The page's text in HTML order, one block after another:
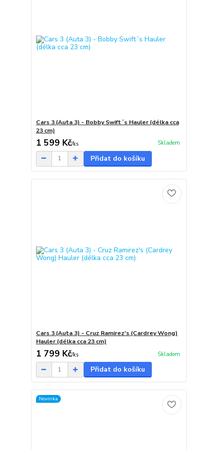
Cars 3 (Auta 3) - Bobby Swift´s Hauler (délka cca
23 cm)
1 599 Kč/ks Skladem
Přidat do košíku
Cars 3 (Auta 3) - Cruz Ramirez's (Cardrey Wong)
Hauler (délka cca 23 cm)
1 799 Kč/ks Skladem
Přidat do košíku
Novinka